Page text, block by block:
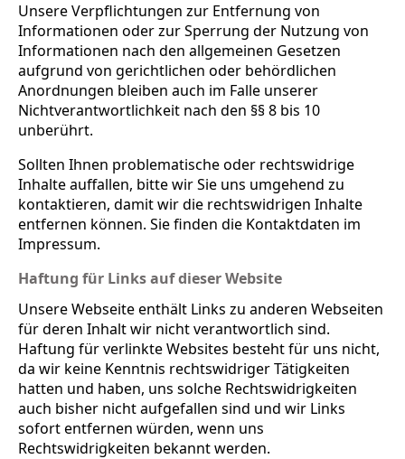
Unsere Verpflichtungen zur Entfernung von
Informationen oder zur Sperrung der Nutzung von
Informationen nach den allgemeinen Gesetzen
aufgrund von gerichtlichen oder behördlichen
Anordnungen bleiben auch im Falle unserer
Nichtverantwortlichkeit nach den §§ 8 bis 10
unberührt.
Sollten Ihnen problematische oder rechtswidrige
Inhalte auffallen, bitte wir Sie uns umgehend zu
kontaktieren, damit wir die rechtswidrigen Inhalte
entfernen können. Sie finden die Kontaktdaten im
Impressum.
Haftung für Links auf dieser Website
Unsere Webseite enthält Links zu anderen Webseiten
für deren Inhalt wir nicht verantwortlich sind.
Haftung für verlinkte Websites besteht für uns nicht,
da wir keine Kenntnis rechtswidriger Tätigkeiten
hatten und haben, uns solche Rechtswidrigkeiten
auch bisher nicht aufgefallen sind und wir Links
sofort entfernen würden, wenn uns
Rechtswidrigkeiten bekannt werden.